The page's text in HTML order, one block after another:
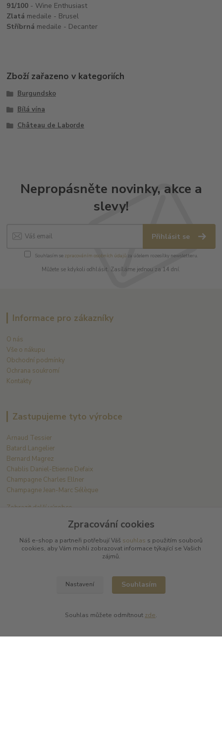
91/100 - Wine Enthusiast
Zlatá medaile - Brusel
Stříbrná medaile - Decanter
Zboží zařazeno v kategoriích
Burgundsko
Bílá vína
Château de Laborde
Nepropásněte novinky, akce a
slevy!
Přihlásit se
Souhlasím se zpracováním osobních údajůza účelem rozesílky newsletteru.
Můžete se kdykoli odhlásit. Zasíláme jednou za 14 dní.
Informace pro zákazníky
O nás
Vše o nákupu
Obchodní podmínky
Ochrana soukromí
Kontakty
Zastupujeme tyto výrobce
Arnaud Tessier
Batard Langelier
Bernard Magrez
Chablis Daniel-Etienne Defaix
Champagne Charles Ellner
Champagne Jean-Marc Sélèque
Zobrazit další výrobce →
Kde nás najdete
Zpracování cookies
Náš e-shop a partneři potřebují Váš souhlas s použitím souborů
cookies, aby Vám mohli zobrazovat informace týkající se Vašich
zájmů.
Nastavení Souhlasím
Souhlas můžete odmítnout zde.